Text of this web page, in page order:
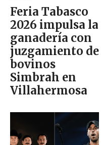
Feria Tabasco
2026 impulsa la
ganadería con
juzgamiento de
bovinos
Simbrah en
Villahermosa